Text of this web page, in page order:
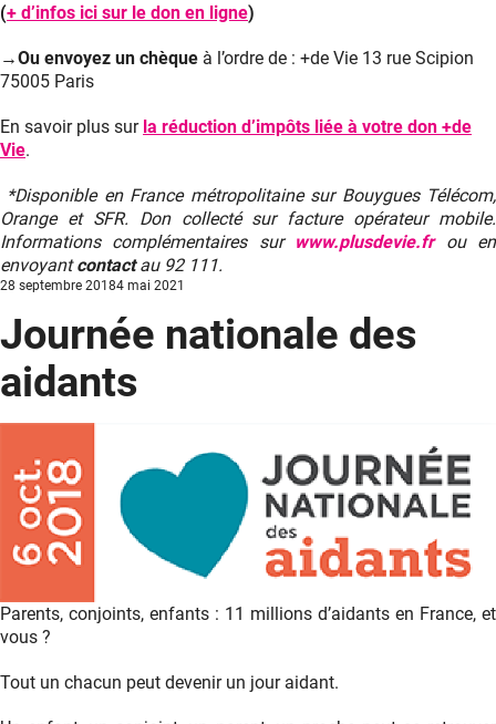
(+ d’infos ici sur le don en ligne)
→Ou envoyez un chèque à l’ordre de : +de Vie 13 rue Scipion
75005 Paris
En savoir plus sur la réduction d’impôts liée à votre don +de
Vie.
*Disponible en France métropolitaine sur Bouygues Télécom,
Orange et SFR. Don collecté sur facture opérateur mobile.
Informations complémentaires sur www.plusdevie.frou en
envoyantcontactau 92 111.
Posted
28 septembre 20184 mai 2021
Journée nationale des
aidants
Parents, conjoints, enfants : 11 millions d’aidants en France, et
vous ?
Tout un chacun peut devenir un jour aidant.